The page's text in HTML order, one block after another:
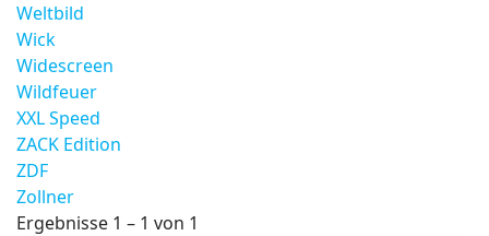
Weltbild
Wick
Widescreen
Wildfeuer
XXL Speed
ZACK Edition
ZDF
Zollner
Ergebnisse 1 – 1 von 1